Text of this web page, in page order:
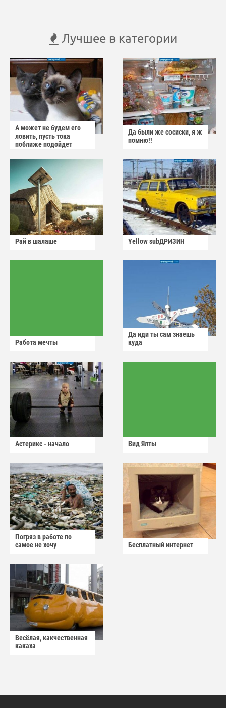
Лучшее в категории
А может не будем его
ловить, пусть тока
поближе подойдет
Да были же сосиски, я ж
помню!!
Рай в шалаше Yellow subДРИЗИН
Работа мечты
Да иди ты сам знаешь
куда
Астерикс - начало Вид Ялты
Погряз в работе по
самое не хочу
Бесплатный интернет
Весёлая, какчественная
какаха